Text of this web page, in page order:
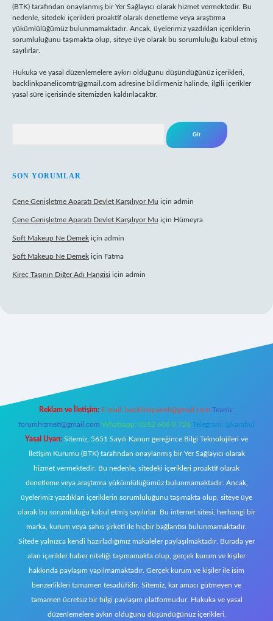
(BTK) tarafından onaylanmış bir Yer Sağlayıcı olarak hizmet vermektedir. Bu
nedenle, sitedeki içerikleri proaktif olarak denetleme veya araştırma
yükümlülüğümüz bulunmamaktadır. Ancak, üyelerimiz yazdıkları içeriklerin
sorumluluğunu taşımakta olup, siteye üye olarak bu sorumluluğu kabul etmiş
sayılırlar.
Hukuka ve yasal düzenlemelere aykırı olduğunu düşündüğünüz içerikleri,
backlinkpanelicomtr@gmail.com adresine bildirmeniz halinde, ilgili içerikler
yasal süre içerisinde sitemizden kaldırılacaktır.
SON YORUMLAR
Çene Genişletme Aparatı Devlet Karşılıyor Mu için admin
Çene Genişletme Aparatı Devlet Karşılıyor Mu için Hümeyra
Soft Makeup Ne Demek için admin
Soft Makeup Ne Demek için Fatma
Kireç Taşının Diğer Adı Hangisi için admin
Reklam ve İletişim: E-mail: backlinkpaneli@gmail.com Teams:
forumhizmeti@gmail.com Whatsapp: 0262 606 0 726 Telegram: @karabul
Yasal Uyarı: Sitemiz, 5651 Sayılı Kanun gereğince Bilgi Teknolojileri ve
İletişim Kurumu (BTK) tarafından onaylanmış bir Yer Sağlayıcı olarak
hizmet vermektedir. Bu nedenle, sitedeki içerikleri proaktif olarak
denetleme veya araştırma yükümlülüğümüz bulunmamaktadır. Ancak,
üyelerimiz yazdıkları içeriklerin sorumluluğunu taşımakta olup, siteye üye
olarak bu sorumluluğu kabul etmiş sayılırlar. Bu internet sitesi, herhangi bir
marka, kurum veya şahıs şirketi ile hiçbir bağlantısı bulunmamaktadır.
Sitede yalnızca kendi hazırladığımız makaleler paylaşılmaktadır. Burada yer
alan içerikler haber niteliği taşımamakta olup, gerçek kurum ve kişiler
hakkında paylaşım yapılmamaktadır. Gerçek kurum ve kişiler ile isim
benzerlikleri tamamen tesadüfidir. Sitemiz, kar amacı gütmeyen ve
tamamen ücretsiz bir bilgi paylaşım platformudur. Hukuka ve yasal
düzenlemelere aykırı olduğunu düşündüğünüz içerikleri,